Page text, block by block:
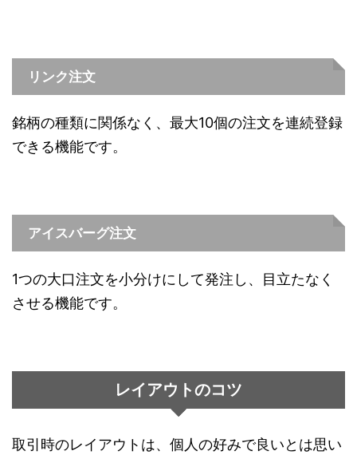
リンク注文
銘柄の種類に関係なく、最大10個の注文を連続登録
できる機能です。
アイスバーグ注文
1つの大口注文を小分けにして発注し、目立たなく
させる機能です。
レイアウトのコツ
取引時のレイアウトは、個人の好みで良いとは思い